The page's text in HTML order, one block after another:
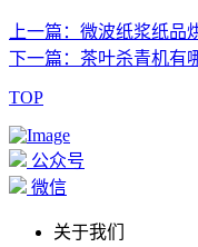
上一篇：微波纸浆纸品
下一篇：茶叶杀青机有
TOP
公众号
微信
关于我们